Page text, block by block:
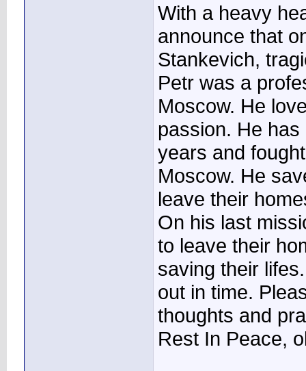
With a heavy
announce that
Stankevich,
Petr was a
Moscow. He
passion. He
years and
Moscow. He
leave their
On his last
to leave their
saving their
out in time.
thoughts and
Rest In Peace,